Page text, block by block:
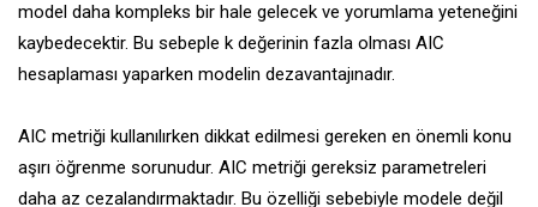
model daha kompleks bir hale gelecek ve yorumlama yeteneğini
kaybedecektir. Bu sebeple k değerinin fazla olması AIC
hesaplaması yaparken modelin dezavantajınadır.
AIC metriği kullanılırken dikkat edilmesi gereken en önemli konu
aşırı öğrenme sorunudur. AIC metriği gereksiz parametreleri
daha az cezalandırmaktadır. Bu özelliği sebebiyle modele değil